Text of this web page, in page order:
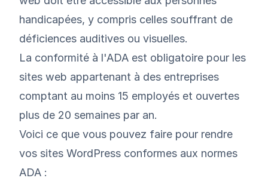
handicapées, y compris celles souffrant de
déficiences auditives ou visuelles.
La conformité à l'ADA est obligatoire pour les
sites web appartenant à des entreprises
comptant au moins 15 employés et ouvertes
plus de 20 semaines par an.
Voici ce que vous pouvez faire pour rendre
vos sites WordPress conformes aux normes
ADA :